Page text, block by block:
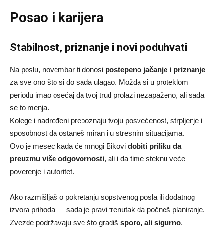
Posao i karijera
Stabilnost, priznanje i novi poduhvati
Na poslu, novembar ti donosi postepeno jačanje i priznanje
za sve ono što si do sada ulagao. Možda si u proteklom
periodu imao osećaj da tvoj trud prolazi nezapaženo, ali sada
se to menja.
Kolege i nadređeni prepoznaju tvoju posvećenost, strpljenje i
sposobnost da ostaneš miran i u stresnim situacijama.
Ovo je mesec kada će mnogi Bikovi dobiti priliku da
preuzmu više odgovornosti, ali i da time steknu veće
poverenje i autoritet.
Ako razmišljaš o pokretanju sopstvenog posla ili dodatnog
izvora prihoda — sada je pravi trenutak da počneš planiranje.
Zvezde podržavaju sve što gradiš sporo, ali sigurno.